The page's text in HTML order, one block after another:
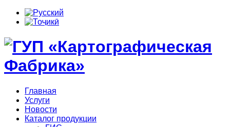
Главная
Услуги
Новости
Каталог продукции